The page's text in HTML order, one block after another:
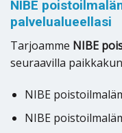
NIBE
palvelualueellasi
Tarjoamme NIBE
seuraavilla
NIBE
NIBE